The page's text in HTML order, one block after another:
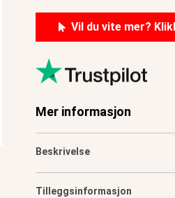
Vil du vite mer?
Mer informasjon
Beskrivelse
Tilleggsinformasjon